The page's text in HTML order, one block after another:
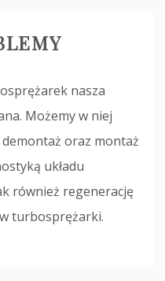
nasza
Możemy w niej
oraz montaż
układu
również regenerację
turbosprężarki.